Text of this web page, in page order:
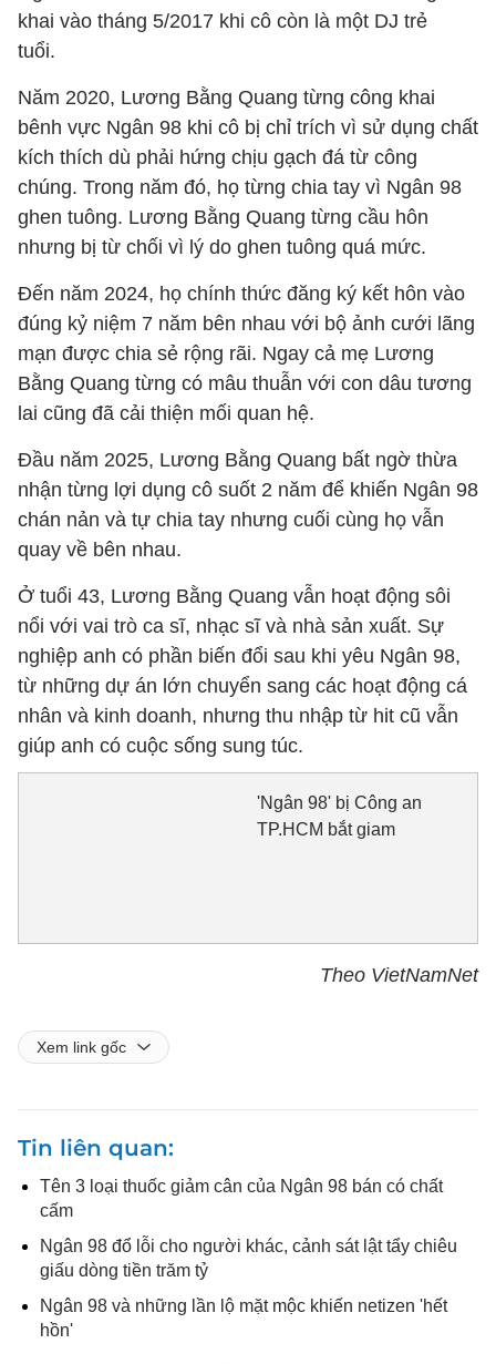
khai vào tháng 5/2017 khi cô còn là một DJ trẻ
tuổi.
Năm 2020, Lương Bằng Quang từng công khai
bênh vực Ngân 98 khi cô bị chỉ trích vì sử dụng chất
kích thích dù phải hứng chịu gạch đá từ công
chúng. Trong năm đó, họ từng chia tay vì Ngân 98
ghen tuông. Lương Bằng Quang từng cầu hôn
nhưng bị từ chối vì lý do ghen tuông quá mức.
Đến năm 2024, họ chính thức đăng ký kết hôn vào
đúng kỷ niệm 7 năm bên nhau với bộ ảnh cưới lãng
mạn được chia sẻ rộng rãi. Ngay cả mẹ Lương
Bằng Quang từng có mâu thuẫn với con dâu tương
lai cũng đã cải thiện mối quan hệ.
Đầu năm 2025, Lương Bằng Quang bất ngờ thừa
nhận từng lợi dụng cô suốt 2 năm để khiến Ngân 98
chán nản và tự chia tay nhưng cuối cùng họ vẫn
quay về bên nhau.
Ở tuổi 43, Lương Bằng Quang vẫn hoạt động sôi
nổi với vai trò ca sĩ, nhạc sĩ và nhà sản xuất. Sự
nghiệp anh có phần biến đổi sau khi yêu Ngân 98,
từ những dự án lớn chuyển sang các hoạt động cá
nhân và kinh doanh, nhưng thu nhập từ hit cũ vẫn
giúp anh có cuộc sống sung túc.
'Ngân 98' bị Công an
TP.HCM bắt giam
Theo VietNamNet
Xem link gốc
Tin liên quan
Tên 3 loại thuốc giảm cân của Ngân 98 bán có chất
cấm
Ngân 98 đổ lỗi cho người khác, cảnh sát lật tẩy chiêu
giấu dòng tiền trăm tỷ
Ngân 98 và những lần lộ mặt mộc khiến netizen 'hết
hồn'